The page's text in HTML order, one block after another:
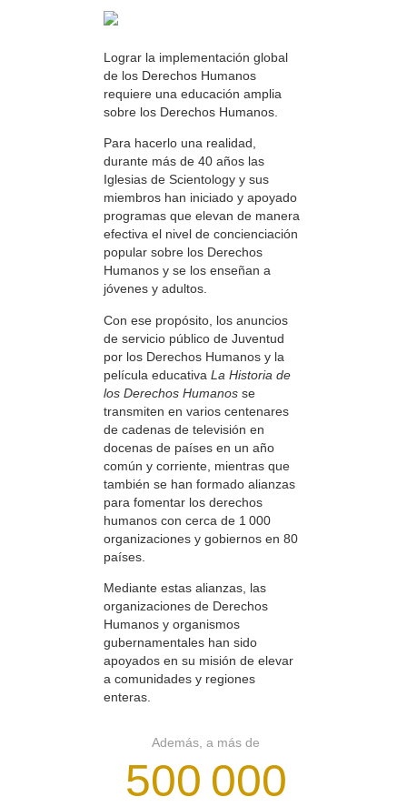
Lograr la implementación global
de los Derechos Humanos
requiere una educación amplia
sobre los Derechos Humanos.
Para hacerlo una realidad,
durante más de 40 años las
Iglesias de Scientology y sus
miembros han iniciado y apoyado
programas que elevan de manera
efectiva el nivel de concienciación
popular sobre los Derechos
Humanos y se los enseñan a
jóvenes y adultos.
Con ese propósito, los anuncios
de servicio público de Juventud
por los Derechos Humanos y la
película educativa La Historia de
los Derechos Humanos se
transmiten en varios centenares
de cadenas de televisión en
docenas de países en un año
común y corriente, mientras que
también se han formado alianzas
para fomentar los derechos
humanos con cerca de 1 000
organizaciones y gobiernos en 80
países.
Mediante estas alianzas, las
organizaciones de Derechos
Humanos y organismos
gubernamentales han sido
apoyados en su misión de elevar
a comunidades y regiones
enteras.
Además, a más de
500 000